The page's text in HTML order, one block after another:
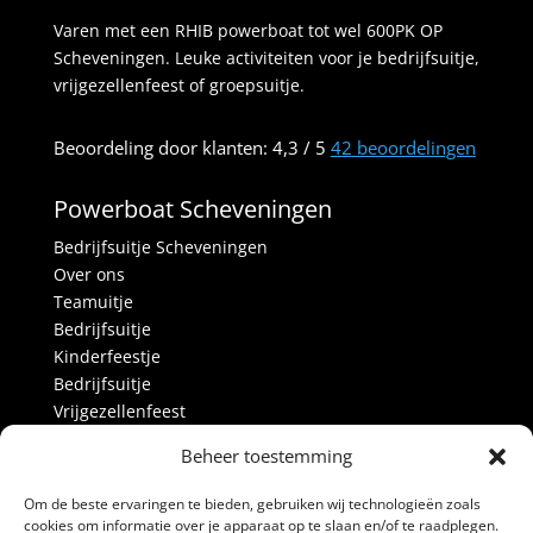
Beheer toestemming
Om de beste ervaringen te bieden, gebruiken wij technologieën zoals
cookies om informatie over je apparaat op te slaan en/of te raadplegen.
Varen met een RHIB powerboat tot wel 600PK OP
Scheveningen. Leuke activiteiten voor je bedrijfsuitje,
vrijgezellenfeest of groepsuitje.
Beoordeling door klanten: 4,3 / 5 42 beoordelingen
Powerboat Scheveningen
Bedrijfsuitje Scheveningen
Over ons
Teamuitje
Bedrijfsuitje
Kinderfeestje
Bedrijfsuitje
Vrijgezellenfeest
Blog
Alle prijzen